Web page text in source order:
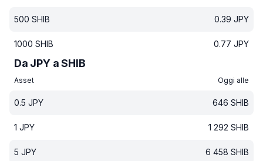
500 SHIB 0.39 JPY
1000 SHIB 0.77 JPY
Da JPY a SHIB
Asset Oggi alle
0.5 JPY 646 SHIB
1 JPY 1 292 SHIB
5 JPY 6 458 SHIB